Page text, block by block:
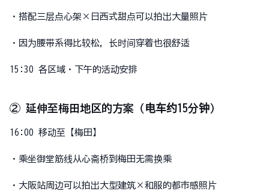
・搭配三层点心架×日西式甜点可以拍出大量照片
・因为腰带系得比较松，长时间穿着也很舒适
15:30 各区域・下午的活动安排
② 延伸至梅田地区的方案（电车约15分钟）
16:00 移动至【梅田】
・乘坐御堂筋线从心斋桥到梅田无需换乘
・大阪站周边可以拍出大型建筑×和服的都市感照片